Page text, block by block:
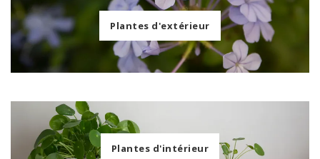
Plantes d'extérieur
Plantes d'intérieur